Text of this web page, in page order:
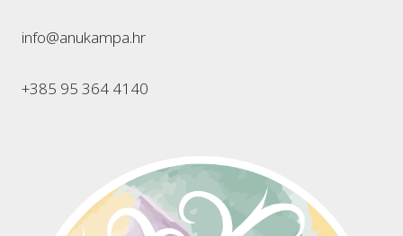
info@anukampa.hr
+385 95 364 4140